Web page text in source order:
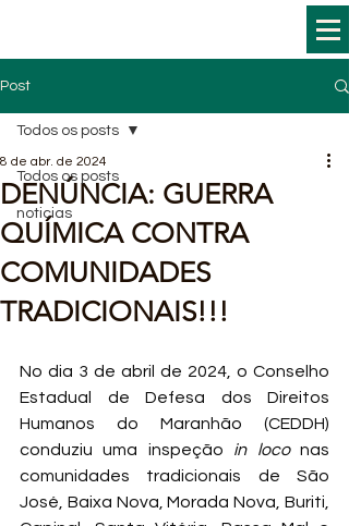
Post
Todos os posts
noticias
Todos os posts
DENÚNCIA: GUERRA
QUÍMICA CONTRA
COMUNIDADES
TRADICIONAIS!!!
8 de abr. de 2024
No dia 3 de abril de 2024, o Conselho
Estadual de Defesa dos Direitos
Humanos do Maranhão (CEDDH)
conduziu uma inspeção in loco nas
comunidades tradicionais de São
José, Baixa Nova, Morada Nova, Buriti,